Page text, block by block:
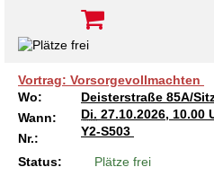
Vortrag: Vorsorgevollmachten
Wo:
Deisterstraße 85A/
Wann:
Di. 27.10.2026, 10.00
Nr.:
Y2-S503
Status: Plätze frei